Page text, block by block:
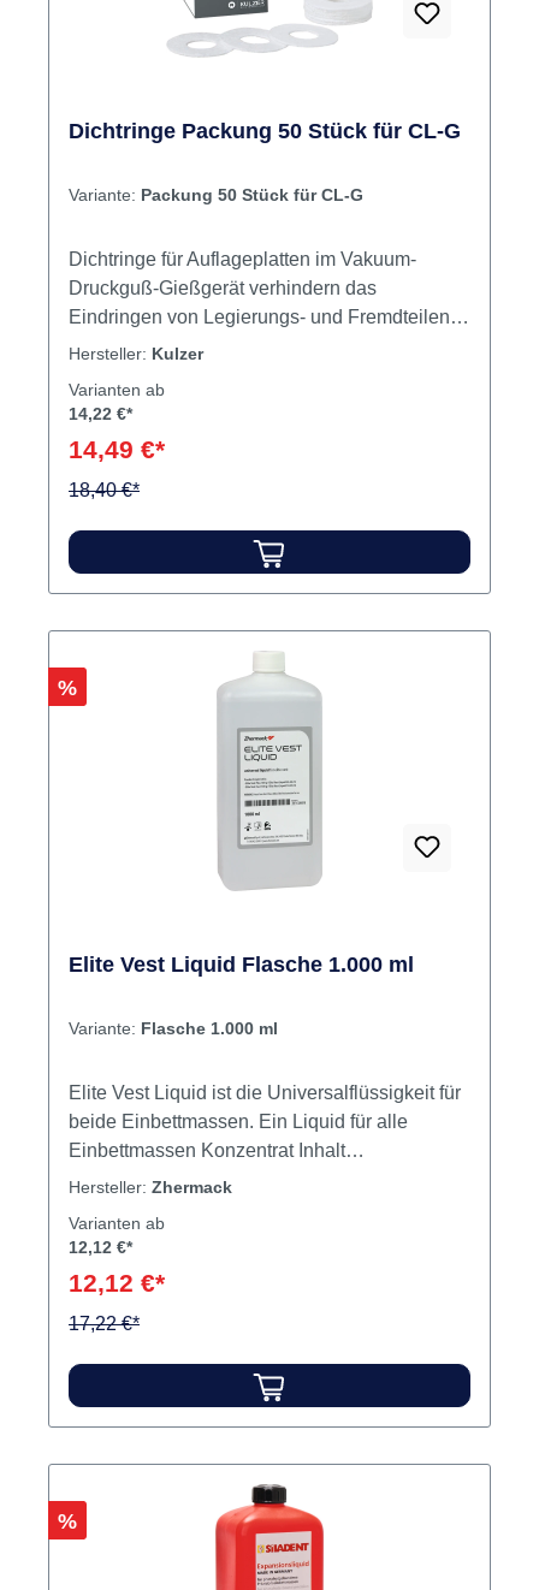
Dichtringe Packung 50 Stück für CL-G
Variante: Packung 50 Stück für CL-G
Dichtringe für Auflageplatten im Vakuum-
Druckguß-Gießgerät verhindern das
Eindringen von Legierungs- und Fremdteilen in
den Heiztiegel. Sie sind asbestfrei und werden
Ringe
Hersteller: Kulzer
Varianten ab
14,22 €*
14,49 €*
18,40 €*
Rabatt
%
Elite Vest Liquid Flasche 1.000 ml
Variante: Flasche 1.000 ml
Elite Vest Liquid ist die Universalflüssigkeit für
beide Einbettmassen. Ein Liquid für alle
Einbettmassen Konzentrat Inhalt
Expansionsflüssigkeit
Hersteller: Zhermack
Varianten ab
12,12 €*
12,12 €*
17,22 €*
Rabatt
%